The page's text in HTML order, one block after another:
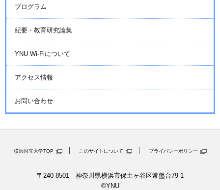
プログラム
紀要・教育研究論集
YNU Wi-Fiについて
アクセス情報
お問い合わせ
横浜国立大学TOP このサイトについて プライバシーポリシー
〒240-8501 神奈川県横浜市保土ヶ谷区常盤台79-1
©YNU